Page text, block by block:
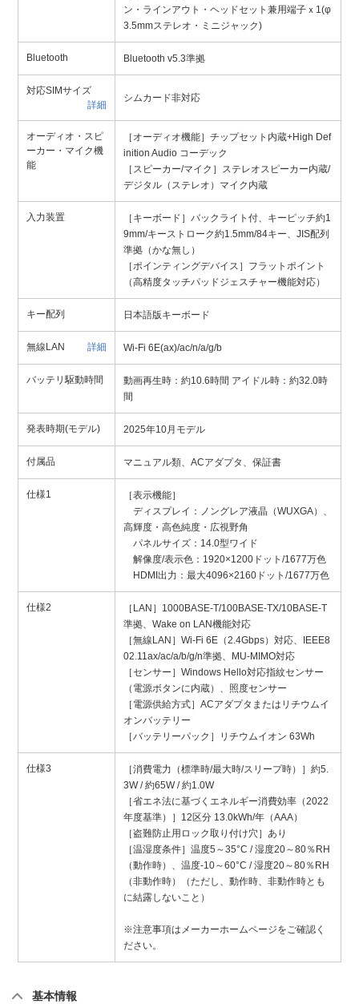
ン・ラインアウト・ヘッドセット兼用端子ｘ1(φ
3.5mmステレオ・ミニジャック)
Bluetooth Bluetooth v5.3準拠
対応SIMサイズ
詳細
シムカード非対応
オーディオ・スピ
ーカー・マイク機
能
［オーディオ機能］チップセット内蔵+High Def
inition Audio コーデック
［スピーカー/マイク］ステレオスピーカー内蔵/
デジタル（ステレオ）マイク内蔵
入力装置
［キーボード］バックライト付、キーピッチ約1
9mm/キーストローク約1.5mm/84キー、JIS配列
準拠（かな無し）
［ポインティングデバイス］フラットポイント
（高精度タッチパッドジェスチャー機能対応）
キー配列 日本語版キーボード
無線LAN 詳細 Wi-Fi 6E(ax)/ac/n/a/g/b
バッテリ駆動時間
動画再生時：約10.6時間 アイドル時：約32.0時
間
発表時期(モデル) 2025年10月モデル
付属品 マニュアル類、ACアダプタ、保証書
仕様1
［表示機能］
ディスプレイ：ノングレア液晶（WUXGA）、
高輝度・高色純度・広視野角
パネルサイズ：14.0型ワイド
解像度/表示色：1920×1200ドット/1677万色
HDMI出力：最大4096×2160ドット/1677万色
仕様2
［LAN］1000BASE-T/100BASE-TX/10BASE-T
準拠、Wake on LAN機能対応
［無線LAN］Wi-Fi 6E（2.4Gbps）対応、IEEE8
02.11ax/ac/a/b/g/n準拠、MU-MIMO対応
［センサー］Windows Hello対応指紋センサー
（電源ボタンに内蔵）、照度センサー
［電源供給方式］ACアダプタまたはリチウムイ
オンバッテリー
［バッテリーパック］リチウムイオン 63Wh
仕様3
［消費電力（標準時/最大時/スリープ時）］約5.
3W / 約65W / 約1.0W
［省エネ法に基づくエネルギー消費効率（2022
年度基準）］12区分 13.0kWh/年（AAA）
［盗難防止用ロック取り付け穴］あり
［温湿度条件］温度5～35°C / 湿度20～80％RH
（動作時）、温度-10～60°C / 湿度20～80％RH
（非動作時）（ただし、動作時、非動作時とも
に結露しないこと）
※注意事項はメーカーホームページをご確認く
ださい。
基本情報